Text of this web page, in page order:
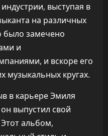
выступая в
на различных
было замечено
и
и вскоре его
музыкальных кругах.
в карьере Эмиля
выпустил свой
альбом,